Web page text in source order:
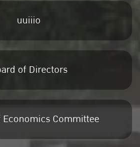
uuiiio
of Directors
Committee